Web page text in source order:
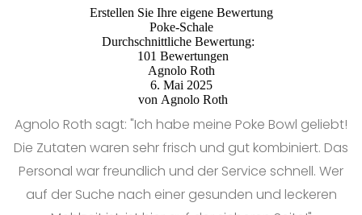
Erstellen Sie Ihre eigene Bewertung
Poke-Schale
Durchschnittliche Bewertung:
101 Bewertungen
Agnolo Roth
6. Mai 2025
von Agnolo Roth
Agnolo Roth sagt: "Ich habe meine Poke Bowl geliebt!
Die Zutaten waren sehr frisch und gut kombiniert. Das
Personal war freundlich und der Service schnell. Wer
auf der Suche nach einer gesunden und leckeren